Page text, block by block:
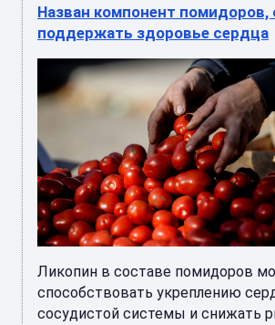
Назван компонент
поддержать здоровье сердца
Ликопин в составе помидоров
способствовать укреплению
сосудистой системы и снижать